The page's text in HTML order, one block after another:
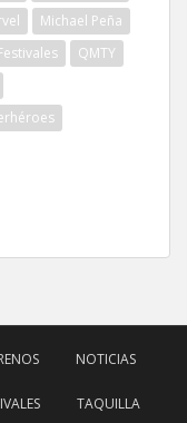
Michael Peña
QMTY
NOTICIAS
TAQUILLA